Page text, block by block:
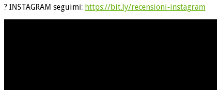
? INSTAGRAM seguimi: https://bit.ly/recensioni-instagram